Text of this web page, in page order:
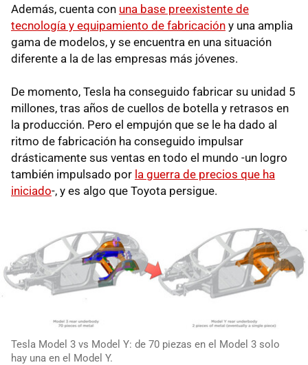
Además, cuenta con una base preexistente de
tecnología y equipamiento de fabricación y una amplia
gama de modelos, y se encuentra en una situación
diferente a la de las empresas más jóvenes.
De momento, Tesla ha conseguido fabricar su unidad 5
millones, tras años de cuellos de botella y retrasos en
la producción. Pero el empujón que se le ha dado al
ritmo de fabricación ha conseguido impulsar
drásticamente sus ventas en todo el mundo -un logro
también impulsado por la guerra de precios que ha
iniciado-, y es algo que Toyota persigue.
Tesla Model 3 vs Model Y: de 70 piezas en el Model 3 solo
hay una en el Model Y.